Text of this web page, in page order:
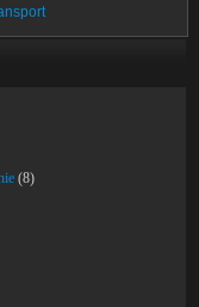
(8)